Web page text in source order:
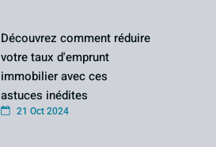
Découvrez comment réduire
votre taux d'emprunt
immobilier avec ces
astuces inédites
21 Oct 2024